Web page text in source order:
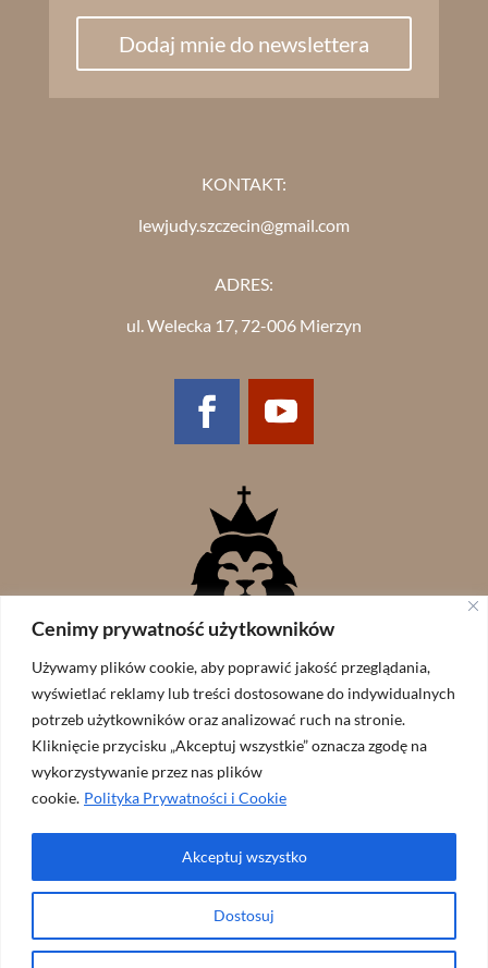
Cenimy prywatność użytkowników
Używamy plików cookie, aby poprawić jakość przeglądania,
wyświetlać reklamy lub treści dostosowane do indywidualnych
potrzeb użytkowników oraz analizować ruch na stronie.
Kliknięcie przycisku „Akceptuj wszystkie” oznacza zgodę na
wykorzystywanie przez nas plików
cookie. Polityka Prywatności i Cookie
Dostosuj
Akceptuj wszystko
Dodaj mnie do newslettera
KONTAKT:
lewjudy.szczecin@gmail.com
ADRES:
ul. Welecka 17, 72-006 Mierzyn
Wspólnota Lew Judy // zaprojekowane przez: